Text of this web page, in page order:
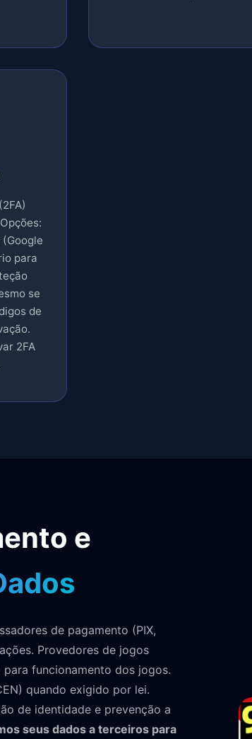
para
se
de
2FA
e
de pagamento (PIX,
Provedores de jogos
funcionamento dos jogos.
quando exigido por lei.
de identidade e prevenção a
seus dados a terceiros para